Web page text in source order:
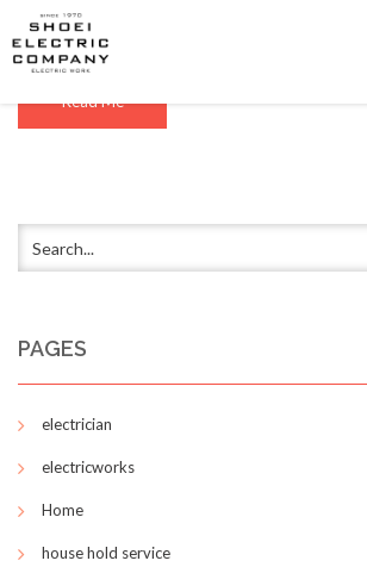
【ELECTRICIAN】DMX設計施工業
た。
Read Me
PAGES
electrician
electricworks
Home
house hold service